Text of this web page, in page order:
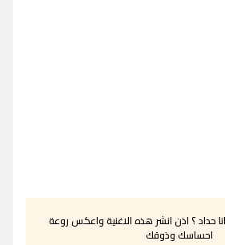
حداد ؟ اذن انشر هذه الاغنية واعكس روعة
احساسك وذوقك